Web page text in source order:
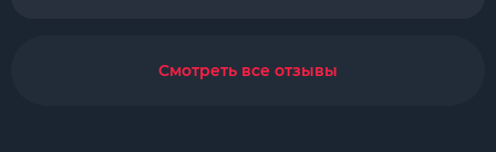
Смотреть все отзывы